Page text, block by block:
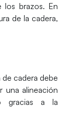
los brazos. En
de la cadera,
cadera debe
una alineación
gracias a la